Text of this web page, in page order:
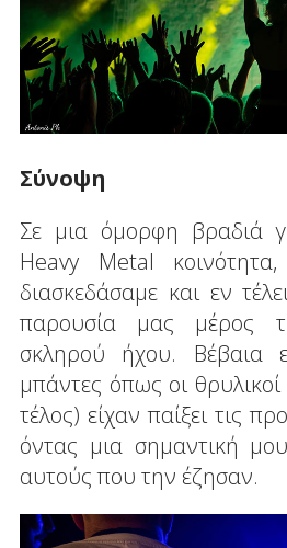
Σύνοψη
Σε μια όμορφη βραδιά
Heavy Metal κοινότητα,
διασκεδάσαμε και εν
παρουσία μας μέρος
σκληρού ήχου. Βέβαια
μπάντες όπως οι
τέλος) είχαν παίξει τις
όντας μια σημαντική
αυτούς που την έζησαν.